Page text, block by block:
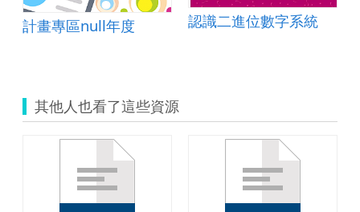
計畫專區null年度 認識二進位數字系統
其他人也看了這些資源